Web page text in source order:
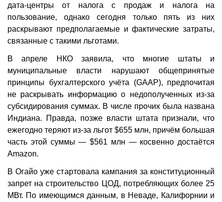
дата-центры от налога с продаж и налога на
пользование, однако сегодня только пять из них
раскрывают предполагаемые и фактические затраты,
связанные с такими льготами.
В апреле НКО заявила, что многие штаты и
муниципальные власти нарушают общепринятые
принципы бухгалтерского учёта (GAAP), предпочитая
не раскрывать информацию о недополученных из-за
субсидирования суммах. В числе прочих была названа
Индиана. Правда, позже власти штата признали, что
ежегодно теряют из-за льгот $655 млн, причём большая
часть этой суммы — $561 млн — косвенно достаётся
Amazon.
В Огайо уже стартовала кампания за конституционный
запрет на строительство ЦОД, потребляющих более 25
МВт. По имеющимся данным, в Неваде, Калифорнии и